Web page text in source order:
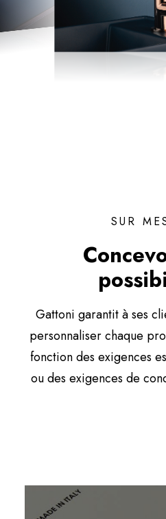
SUR
Gattoni garantit à ses
personnaliser chaque
fonction des exigences
ou des exigences de